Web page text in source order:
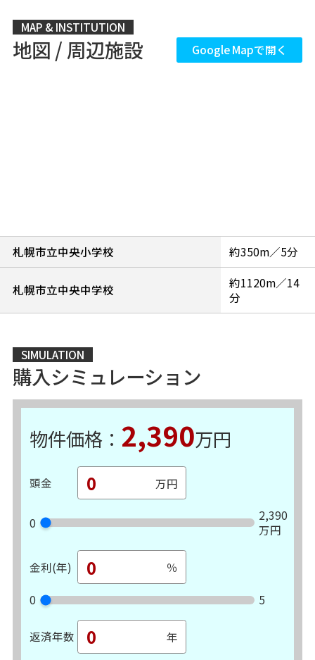
MAP & INSTITUTION
地図 / 周辺施設 Google Mapで開く
札幌市立中央小学校 約350m／5分
札幌市立中央中学校
約1120m／14
分
SIMULATION
購入シミュレーション
物件価格： 2,390万円
頭金
0
2,390
万円
金利(年)
0 5
返済年数